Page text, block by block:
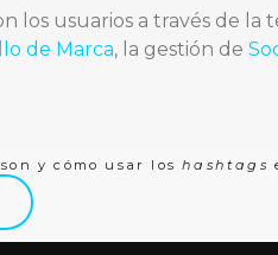
los usuarios a través de
de Marca, la gestión de
son y cómo usar loshashtags